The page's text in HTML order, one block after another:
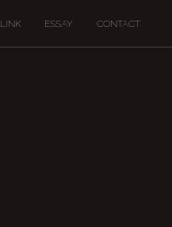
LINK ESSAY CONTACT